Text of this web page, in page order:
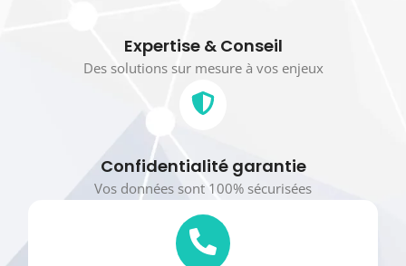
Expertise & Conseil
Des solutions sur mesure à vos enjeux
Confidentialité garantie
Vos données sont 100% sécurisées